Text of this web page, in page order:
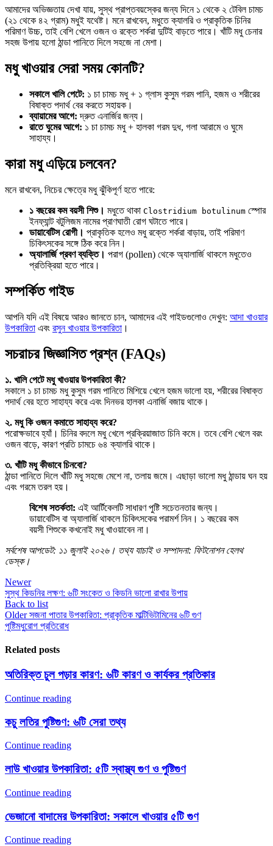
আমাদের অভিজ্ঞতায় দেখা যায়, সুস্থ প্রাপ্তবয়স্কের জন্য দিনে ১ থেকে ২ টেবিল চামচ
(২১ থেকে ৪২ গ্রাম) মধুই যথেষ্ট। মনে রাখবেন, মধুতে ক্যালরি ও প্রাকৃতিক চিনির
পরিমাণ উচ্চ, তাই বেশি খেলে ওজন ও রক্তে শর্করা দুটিই বাড়তে পারে। খাঁটি মধু চেনার
সহজ উপায় হলো ঠান্ডা পানিতে দিলে সহজে না মেশা।
মধু খাওয়ার সেরা সময় কোনটি?
সকালে খালি পেটে: ১ চা চামচ মধু + ১ গ্লাস কুসুম গরম পানি, হজম ও শরীরের
বিষাক্ত পদার্থ বের করতে সহায়ক।
ব্যায়ামের আগে: দ্রুত এনার্জির জন্য।
রাতে ঘুমের আগে: ১ চা চামচ মধু + হালকা গরম দুধ, গলা আরামে ও ঘুমে
সাহায্য।
কারা মধু এড়িয়ে চলবেন?
মনে রাখবেন, নিচের ক্ষেত্রে মধু ঝুঁকিপূর্ণ হতে পারে:
১ বছরের কম বয়সী শিশু। মধুতে থাকা Clostridium botulinum স্পোর
ইনফ্যান্ট বটুলিজম নামের প্রাণঘাতী রোগ ঘটাতে পারে।
ডায়াবেটিস রোগী। প্রাকৃতিক হলেও মধু রক্তে শর্করা বাড়ায়, তাই পরিমাণ
চিকিৎসকের সঙ্গে ঠিক করে নিন।
অ্যালার্জি প্রবণ ব্যক্তি। পরাগ (pollen) থেকে অ্যালার্জি থাকলে মধুতেও
প্রতিক্রিয়া হতে পারে।
সম্পর্কিত গাইড
আপনি যদি এই বিষয়ে আরও জানতে চান, আমাদের এই গাইডগুলোও দেখুন: আদা খাওয়ার
উপকারিতা এবং রসুন খাওয়ার উপকারিতা ।
সচরাচর জিজ্ঞাসিত প্রশ্ন (FAQs)
১. খালি পেটে মধু খাওয়ার উপকারিতা কী?
সকালে ১ চা চামচ মধু কুসুম গরম পানিতে মিশিয়ে খেলে হজম ভালো হয়, শরীরের বিষাক্ত
পদার্থ বের হতে সাহায্য করে এবং দিনভর হালকা এনার্জি বজায় থাকে।
২. মধু কি ওজন কমাতে সাহায্য করে?
পরোক্ষভাবে হ্যাঁ। চিনির বদলে মধু খেলে প্রক্রিয়াজাত চিনি কমে। তবে বেশি খেলে বরং
ওজন বাড়ে, কারণ প্রতি চামচে ৬৪ ক্যালরি থাকে।
৩. খাঁটি মধু কীভাবে চিনবো?
ঠান্ডা পানিতে দিলে খাঁটি মধু সহজে মেশে না, তলায় জমে। এছাড়া ভালো মধু ঠান্ডায় ঘন হয়
এবং গরমে তরল হয়।
বিশেষ সতর্কতা: এই আর্টিকেলটি সাধারণ পুষ্টি সচেতনতার জন্য।
ডায়াবেটিস বা অ্যালার্জি থাকলে চিকিৎসকের পরামর্শ নিন। ১ বছরের কম
বয়সী শিশুকে কখনোই মধু খাওয়াবেন না।
সর্বশেষ আপডেট: ১১ জুলাই ২০২৬। তথ্য যাচাই ও সম্পাদনা: ফিটনোশন হেলথ
ডেস্ক।
Newer
সুস্থ কিডনির লক্ষণ: ৬টি সংকেত ও কিডনি ভালো রাখার উপায়
Back to list
Older সজনা পাতার উপকারিতা: প্রাকৃতিক মাল্টিভিটামিনের ৬টি গুণ
পুষ্টিমধুরোগ প্রতিরোধ
Related posts
অতিরিক্ত চুল পড়ার কারণ: ৬টি কারণ ও কার্যকর প্রতিকার
Continue reading
কচু লতির পুষ্টিগুণ: ৬টি সেরা তথ্য
Continue reading
লাউ খাওয়ার উপকারিতা: ৫টি স্বাস্থ্য গুণ ও পুষ্টিগুণ
Continue reading
ভেজানো বাদামের উপকারিতা: সকালে খাওয়ার ৫টি গুণ
Continue reading